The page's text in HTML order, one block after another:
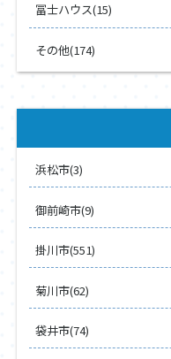
冨士ハウス(15)
その他(174)
浜松市(3)
御前崎市(9)
掛川市(551)
菊川市(62)
袋井市(74)